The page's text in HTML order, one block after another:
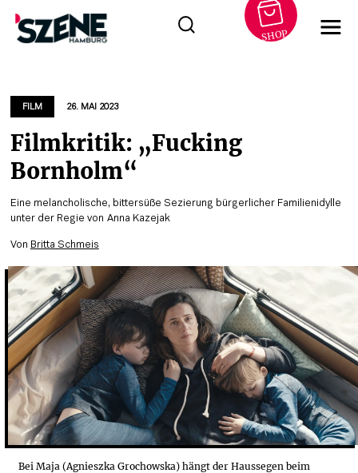
springen
SHOP
FILM 26. MAI 2023
Filmkritik: „Fucking
Bornholm“
Eine melancholische, bittersüße Sezierung bürgerlicher Familienidylle
unter der Regie von Anna Kazejak
Von Britta Schmeis
Bei Maja (Agnieszka Grochowska) hängt der Haussegen beim